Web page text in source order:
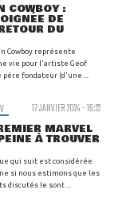
COWBOY :
DE
DU
Cowboy représente
vie pour l'artiste Geof
fondateur (d'une ...
17 JANVIER 2024 - 16:22
MARVEL
À TROUVER
qui suit est considérée
si nous estimons que les
discutés le sont ...